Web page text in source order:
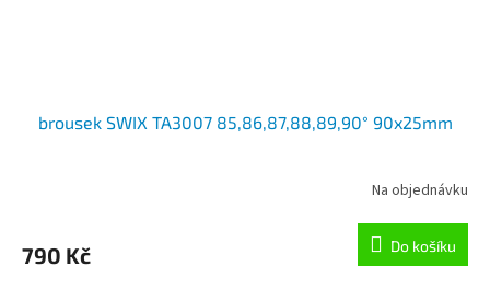
brousek SWIX TA3007 85,86,87,88,89,90° 90x25mm
Na objednávku
790 Kč Do košíku